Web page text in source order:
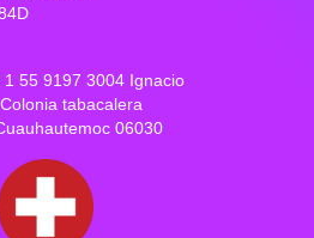
1 55 9197 3004 Ignacio
tabacalera
06030